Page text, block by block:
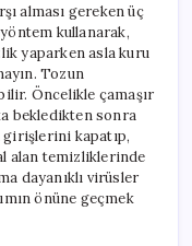
alması gereken üç
kullanarak,
yaparken asla kuru
Tozun
Öncelikle çamaşır
bekledikten sonra
kapatıp,
alan temizliklerinde
dayanıklı virüsler
önüne geçmek